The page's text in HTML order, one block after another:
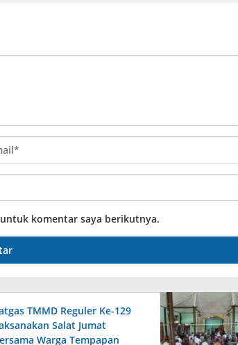
komentar saya berikutnya.
TMMD Reguler Ke-129
Salat Jumat
Warga Tempapan